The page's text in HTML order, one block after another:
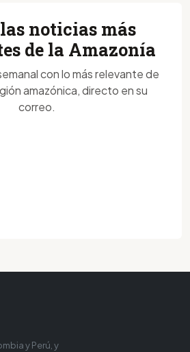
noticias más
de la Amazonía
con lo más relevante de
amazónica, directo en su
correo.
y Perú, y